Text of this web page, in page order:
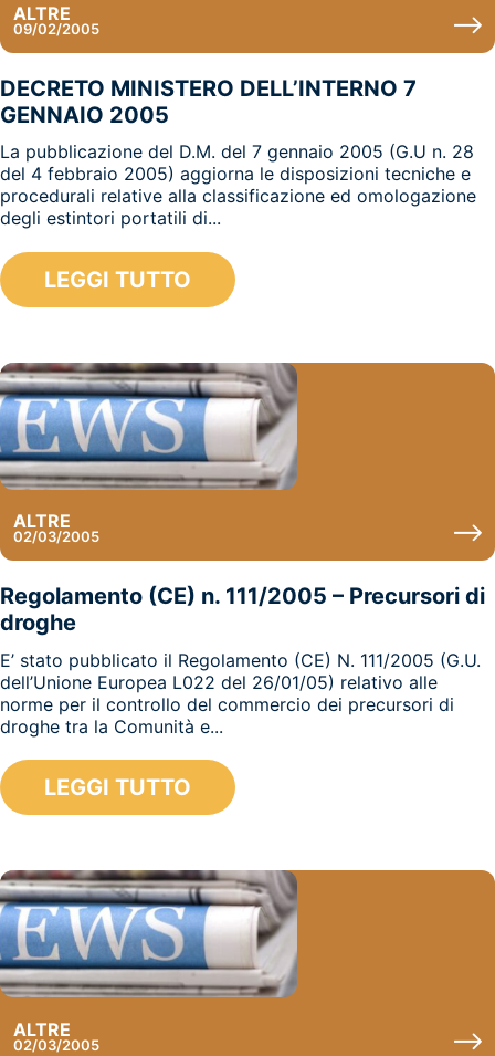
ALTRE
09/02/2005
DECRETO MINISTERO DELL’INTERNO 7
GENNAIO 2005
La pubblicazione del D.M. del 7 gennaio 2005 (G.U n. 28
del 4 febbraio 2005) aggiorna le disposizioni tecniche e
procedurali relative alla classificazione ed omologazione
degli estintori portatili di...
LEGGI TUTTO
ALTRE
02/03/2005
Regolamento (CE) n. 111/2005 – Precursori di
droghe
E’ stato pubblicato il Regolamento (CE) N. 111/2005 (G.U.
dell’Unione Europea L022 del 26/01/05) relativo alle
norme per il controllo del commercio dei precursori di
droghe tra la Comunità e...
LEGGI TUTTO
ALTRE
02/03/2005